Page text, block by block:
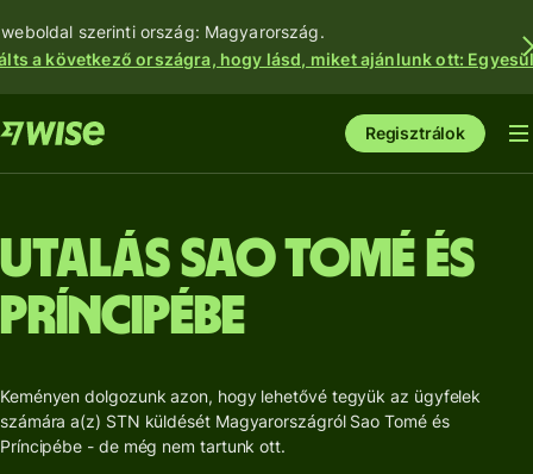
szerinti ország: Magyarország.
a következő országra, hogy lásd, miket ajánlunk ott:
Regisztrálok
Utalás Sao Tomé és
Príncipébe
Keményen dolgozunk azon, hogy lehetővé tegyük az ügyfelek
számára a(z) STN küldését Magyarországról Sao Tomé és
Príncipébe - de még nem tartunk ott.